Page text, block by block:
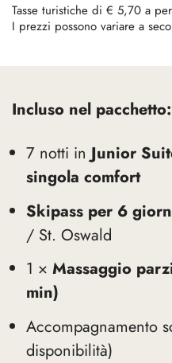
Tasse turistiche di € 5,70 a
I prezzi possono variare a
Incluso nel pacchetto:
7 notti inJunior
singola comfort
Skipass per 6
/ St. Oswald
1 × Massaggio
min)
Accompagnamento
disponibilità)